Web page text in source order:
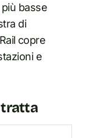
basse
di
copre
e
tratta